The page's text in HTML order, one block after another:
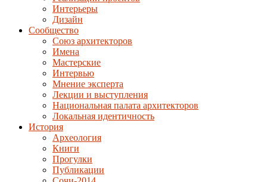
Интерьеры
Дизайн
Сообщество
Союз архитекторов
Имена
Мастерские
Интервью
Мнение эксперта
Лекции и выступления
Национальная палата архитекторов
Локальная идентичность
История
Археология
Книги
Прогулки
Публикации